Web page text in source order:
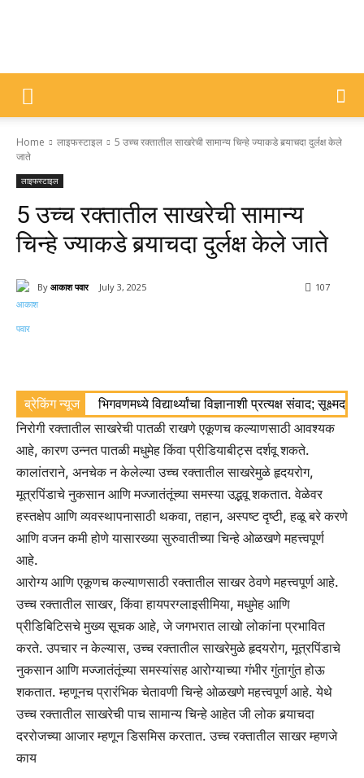
DIVYAJYOTI
SAMACHAR
Home लाइफस्टाइल
5 उच्च रक्तातील साखरेची सामान्य चिन्हे ज्याकडे बर्‍याचदा दुर्लक्ष केले
जाते
लाइफस्टाइल
5 उच्च रक्तातील साखरेची सामान्य
चिन्हे ज्याकडे बर्‍याचदा दुर्लक्ष केले जाते
By आकाश पवार July 3, 2025 107
ब्रेकिंग न्यूज भिगवणमध्ये विद्यार्थ्यांचा विज्ञानाशी प्रत्यक्ष संवाद;
निरोगी रक्तातील साखरेची पातळी राखणे एकूणच कल्याणसाठी आवश्यक
आहे, कारण उन्नत पातळी मधुमेह किंवा प्रीडियाबीट्स दर्शवू शकते.
कालांतराने, अनचेक न केलेल्या उच्च रक्तातील साखरेमुळे हृदयरोग,
मूत्रपिंडाचे नुकसान आणि मज्जातंतूंच्या समस्या उद्भवू शकतात. वेळेवर
हस्तक्षेप आणि व्यवस्थापनासाठी थकवा, तहान, अस्पष्ट दृष्टी, हळू बरे करणे
आणि वजन कमी होणे यासारख्या सुरुवातीच्या चिन्हे ओळखणे महत्त्वपूर्ण
आहे.
आरोग्य आणि एकूणच कल्याणसाठी रक्तातील साखर ठेवणे महत्त्वपूर्ण आहे.
उच्च रक्तातील साखर, किंवा हायपरग्लाइसीमिया, मधुमेह आणि
प्रीडिबिटिसचे मुख्य सूचक आहे, जे जगभरात लाखो लोकांना प्रभावित
करते. उपचार न केल्यास, उच्च रक्तातील साखरेमुळे हृदयरोग, मूत्रपिंडाचे
नुकसान आणि मज्जातंतूंच्या समस्यांसह आरोग्याच्या गंभीर गुंतागुंत होऊ
शकतात. म्हणूनच प्रारंभिक चेतावणी चिन्हे ओळखणे महत्त्वपूर्ण आहे. येथे
उच्च रक्तातील साखरेची पाच सामान्य चिन्हे आहेत जी लोक बर्‍याचदा
दररोजच्या आजार म्हणून डिसमिस करतात.उच्च रक्तातील साखर म्हणजे
काय